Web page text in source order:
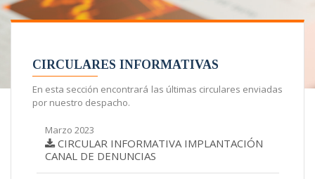
CIRCULARES INFORMATIVAS
En esta sección encontrará las últimas circulares enviadas
por nuestro despacho.
Marzo 2023
CIRCULAR INFORMATIVA IMPLANTACIÓN
CANAL DE DENUNCIAS